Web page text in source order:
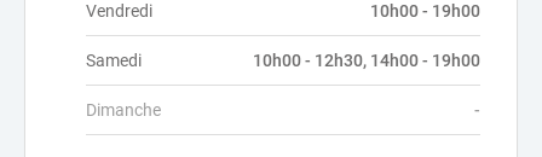
Vendredi 10h00 - 19h00
Samedi 10h00 - 12h30, 14h00 - 19h00
Dimanche -